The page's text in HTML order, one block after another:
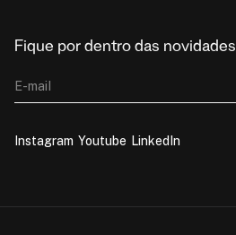
Fique por dentro das novidades
E-mail
Instagram Youtube LinkedIn